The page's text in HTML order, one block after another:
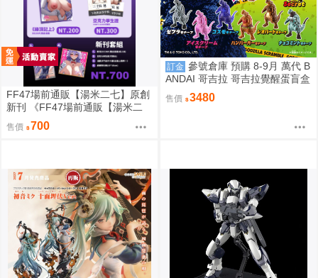
FF47場前通販【湯米二七】原創
新刊 《FF47場前通販【湯米二
七】原創新刊 《綠鼎記上（下
略）》 壓克力磁吸滑軌學生證 感
證 簽感謝簽名板トミー27 ［箱庭
交響曲-通販］
售價 700
訂金 參號倉庫 預購 8-9月 萬代 B
ANDAI 哥吉拉 哥吉拉覺醒蛋盲盒
中盒12入 812超取免訂
售價 3480